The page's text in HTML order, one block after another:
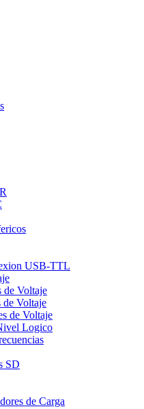
USB-TTL
de Voltaje
de Voltaje
de Voltaje
Logico
SD
de Carga